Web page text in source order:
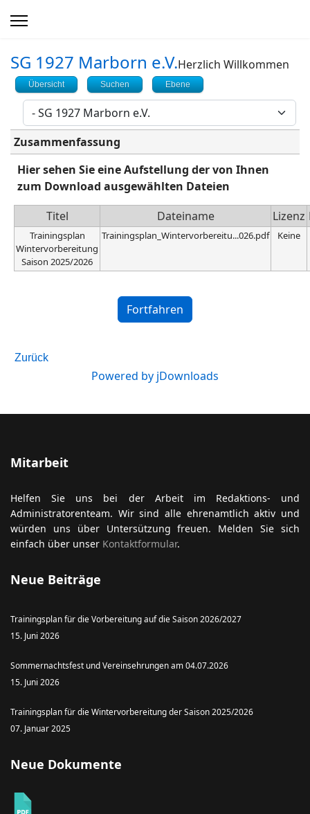
SG 1927 Marborn e.V.Herzlich Willkommen
Übersicht Suchen Ebene
Zusammenfassung
Hier sehen Sie eine Aufstellung der von Ihnen
zum Download ausgewählten Dateien
Titel
Dateiname Lizenz
Trainingsplan
Wintervorbereitung
Saison 2025/2026
Trainingsplan_Wintervorbereitu...026.pdf Keine
Fortfahren
Zurück
Powered by jDownloads
Mitarbeit
Helfen Sie uns bei der Arbeit im Redaktions- und
Administratorenteam. Wir sind alle ehrenamtlich aktiv und
würden uns über Untersützung freuen. Melden Sie sich
einfach über unser Kontaktformular.
Neue Beiträge
Trainingsplan für die Vorbereitung auf die Saison 2026/2027
15. Juni 2026
Sommernachtsfest und Vereinsehrungen am 04.07.2026
15. Juni 2026
Trainingsplan für die Wintervorbereitung der Saison 2025/2026
07. Januar 2025
Neue Dokumente